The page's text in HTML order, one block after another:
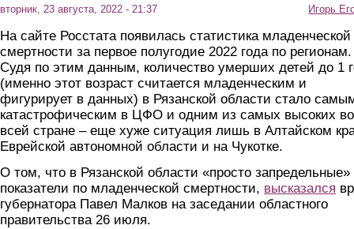
вторник, 23 августа, 2022 - 21:37 Игорь
На сайте Росстата появилась статистика младенческой
смертности за первое полугодие 2022 года по регионам.
Судя по этим данным, количество умерших детей до 1
(именно этот возраст считается младенческим и
фигурирует в данных) в Рязанской области стало
катастрофическим в ЦФО и одним из самых высоких во
всей стране – еще хуже ситуация лишь в Алтайском
Еврейской автономной области и на Чукотке.
О том, что в Рязанской области «просто запредельные»
показатели по младенческой смертности, высказался
губернатора Павел Малков на заседании областного
правительства 26 июля.